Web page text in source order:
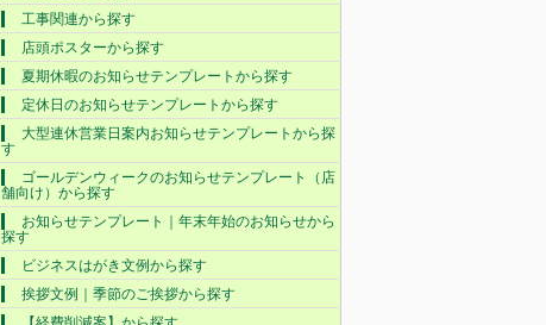
工事関連から探す
店頭ポスターから探す
夏期休暇のお知らせテンプレートから探す
定休日のお知らせテンプレートから探す
大型連休営業日案内お知らせテンプレートから探
す
ゴールデンウィークのお知らせテンプレート（店
舗向け）から探す
お知らせテンプレート｜年末年始のお知らせから
探す
ビジネスはがき文例から探す
挨拶文例｜季節のご挨拶から探す